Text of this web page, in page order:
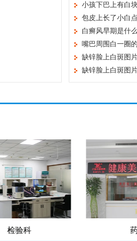
小孩下巴上有白
包皮上长了小白
白癣风早期是什
嘴巴周围白一圈
缺锌脸上白斑图
缺锌脸上白斑图
药房 导